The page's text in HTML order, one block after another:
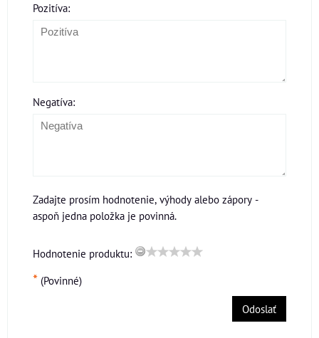
Pozitíva:
Negatíva:
Zadajte prosím hodnotenie, výhody alebo zápory -
aspoň jedna položka je povinná.
Hodnotenie produktu:
* (Povinné)
Odoslať